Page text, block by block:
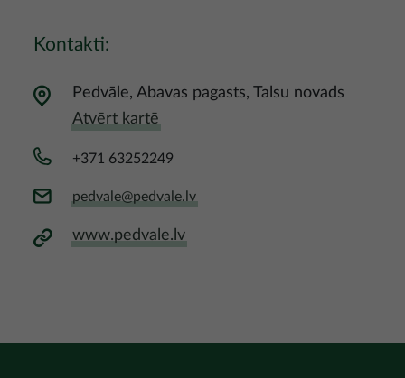
Kontakti:
Pedvāle, Abavas pagasts, Talsu novads
Atvērt kartē
+371 63252249
pedvale@pedvale.lv
www.pedvale.lv